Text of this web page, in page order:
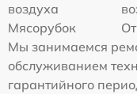
воздуха
Мясорубок
Мы занимаемся
обслуживанием
гарантийного